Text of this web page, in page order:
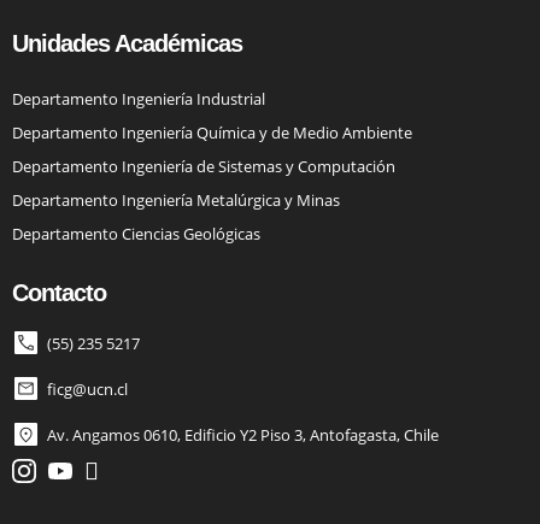
Unidades Académicas
Departamento Ingeniería Industrial
Departamento Ingeniería Química y de Medio Ambiente
Departamento Ingeniería de Sistemas y Computación
Departamento Ingeniería Metalúrgica y Minas
Departamento Ciencias Geológicas
Contacto
(55) 235 5217
ficg@ucn.cl
Av. Angamos 0610, Edificio Y2 Piso 3, Antofagasta, Chile